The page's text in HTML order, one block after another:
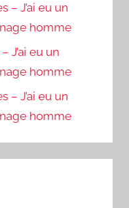
– J’ai eu un
homme
J’ai eu un
homme
– J’ai eu un
homme